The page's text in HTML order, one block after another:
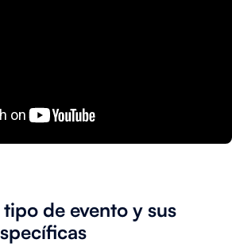
de evento y sus